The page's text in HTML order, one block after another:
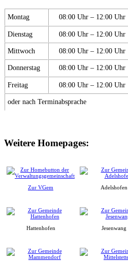
Montag 08:00 Uhr – 12:00 Uhr
Dienstag 08:00 Uhr – 12:00 Uhr
Mittwoch 08:00 Uhr – 12:00 Uhr
Donnerstag 08:00 Uhr – 12:00 Uhr
Freitag 08:00 Uhr – 12:00 Uhr
oder nach Terminabsprache
Weitere Homepages:
Zur VGem Adelshofen
Hattenhofen Jesenwang